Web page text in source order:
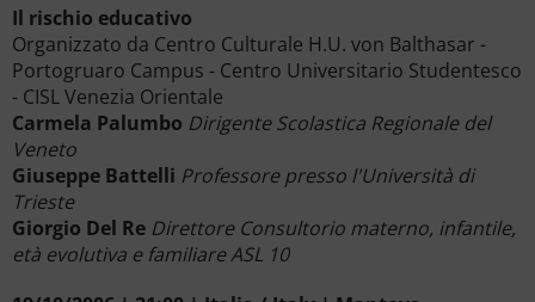
Il rischio educativo
Organizzato da Centro Culturale H.U. von Balthasar -
Portogruaro Campus - Centro Universitario Studentesco
- CISL Venezia Orientale
Carmela Palumbo Dirigente Scolastica Regionale del
Veneto
Giuseppe Battelli Professore presso l'Università di
Trieste
Giorgio Del Re Direttore Consultorio materno, infantile,
età evolutiva e familiare ASL 10